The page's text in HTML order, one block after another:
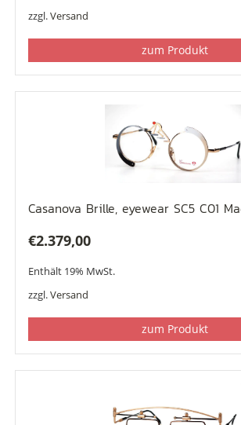
zzgl.Versand
zum Produkt
Casanova Brille, eyewear SC5 C01
€2.379,00
Enthält 19% MwSt.
zzgl.Versand
zum Produkt